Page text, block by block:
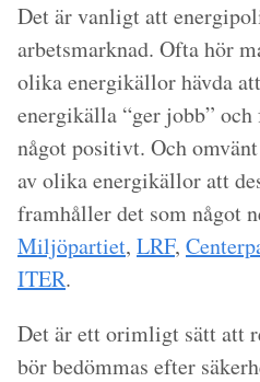
Det är vanligt att
arbetsmarknad. Ofta hör
olika energikällor hävda
energikälla “ger jobb”
något positivt. Och
av olika energikällor att
framhåller det som något
Miljöpartiet, LRF,
ITER.
Det är ett orimligt sätt att
bör bedömmas efter